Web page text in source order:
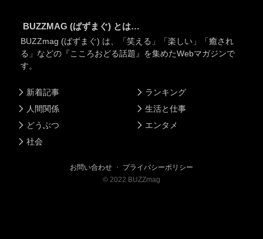
BUZZMAG (ばずまぐ) とは…
BUZZmag (ばずまぐ) は、「笑える」「楽しい」「癒され
る」などの『こころおどる話題』を集めたWebマガジンで
す。
新着記事
人間関係
どうぶつ
社会
ランキング
生活と仕事
エンタメ
お問い合わせ ・ プライバシーポリシー
© 2022 BUZZmag